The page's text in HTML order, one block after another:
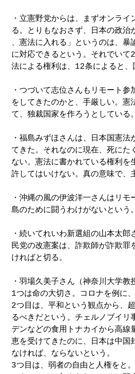
・立憲野党からは、まずオンラ
る。とりもなおさず、日本の政
、憲法に入れる」というのは、
に対応できるという。それでい
法による権利は、12条によると
・つづいて志位さんもリモート
をしてきたのかと、手厳しい。
て、独裁国家を作ろうとしている
・福島みずほさんは、日本国憲
てきた。それなのに現在、死にた
ない。憲法に書かれている権利
許してはいけない。真の意味で、
・沖縄の風の伊波洋一さんはリ
島のために闘うわけがないという
・続いてれいわ新選組の山本太
民党の改憲案は、詐欺師が詐欺
ければと切る。
・羽場久美子さん（神奈川大学
1つは命の大切さ。コロナを例に
2つ目は、平和という観点から、
るべきだという。チェルノブイ
デンなどの食用トナカイから高
恵を受けてきたのに、日本は中国
なければ、ならないという。
3つ目は、弱者の自由と人権をと